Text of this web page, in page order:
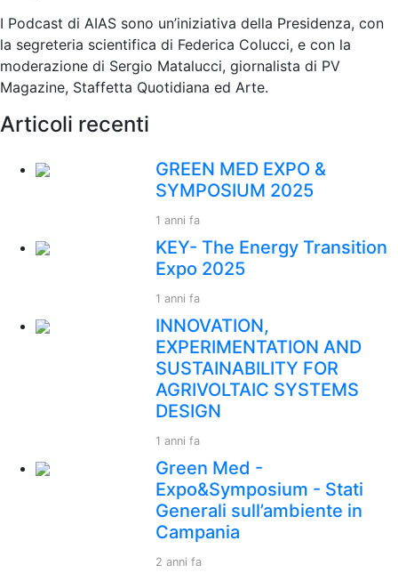
I Podcast di AIAS sono un’iniziativa della Presidenza, con
la segreteria scientifica di Federica Colucci, e con la
moderazione di Sergio Matalucci, giornalista di PV
Magazine, Staffetta Quotidiana ed Arte.
Articoli recenti
GREEN MED EXPO &
SYMPOSIUM 2025
1 anni fa
KEY- The Energy Transition
Expo 2025
1 anni fa
INNOVATION,
EXPERIMENTATION AND
SUSTAINABILITY FOR
AGRIVOLTAIC SYSTEMS
DESIGN
1 anni fa
Green Med -
Expo&Symposium - Stati
Generali sull’ambiente in
Campania
2 anni fa